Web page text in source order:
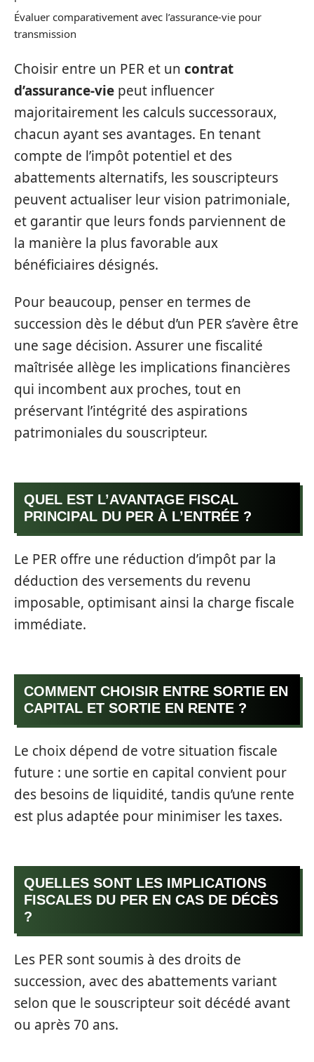
Évaluer comparativement avec l’assurance-vie pour
transmission
Choisir entre un PER et un contrat
d’assurance-vie peut influencer
majoritairement les calculs successoraux,
chacun ayant ses avantages. En tenant
compte de l’impôt potentiel et des
abattements alternatifs, les souscripteurs
peuvent actualiser leur vision patrimoniale,
et garantir que leurs fonds parviennent de
la manière la plus favorable aux
bénéficiaires désignés.
Pour beaucoup, penser en termes de
succession dès le début d’un PER s’avère être
une sage décision. Assurer une fiscalité
maîtrisée allège les implications financières
qui incombent aux proches, tout en
préservant l’intégrité des aspirations
patrimoniales du souscripteur.
QUEL EST L’AVANTAGE FISCAL
PRINCIPAL DU PER À L’ENTRÉE ?
Le PER offre une réduction d’impôt par la
déduction des versements du revenu
imposable, optimisant ainsi la charge fiscale
immédiate.
COMMENT CHOISIR ENTRE SORTIE EN
CAPITAL ET SORTIE EN RENTE ?
Le choix dépend de votre situation fiscale
future : une sortie en capital convient pour
des besoins de liquidité, tandis qu’une rente
est plus adaptée pour minimiser les taxes.
QUELLES SONT LES IMPLICATIONS
FISCALES DU PER EN CAS DE DÉCÈS
?
Les PER sont soumis à des droits de
succession, avec des abattements variant
selon que le souscripteur soit décédé avant
ou après 70 ans.